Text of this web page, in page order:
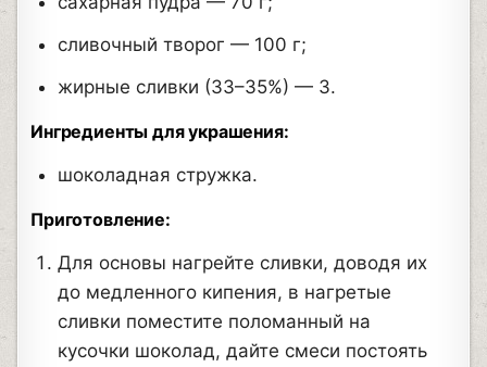
сливочный творог — 100 г;
жирные сливки (33–35%) — 3.
Ингредиенты для украшения:
шоколадная стружка.
Приготовление:
Для основы нагрейте сливки, доводя их
до медленного кипения, в нагретые
сливки поместите поломанный на
кусочки шоколад, дайте смеси постоять